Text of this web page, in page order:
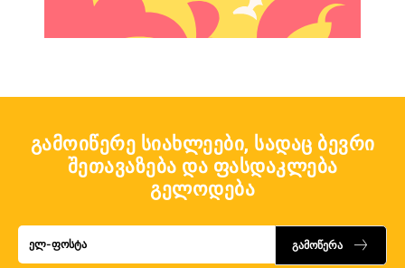
გამოიწერე სიახლეები, სადაც ბევრი
შეთავაზება და ფასდაკლება
გელოდება
გამოწერა